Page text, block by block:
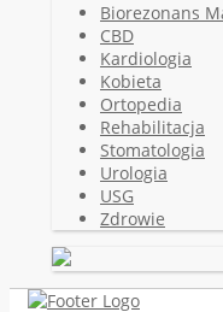
Biorezonans
CBD
Kardiologia
Kobieta
Ortopedia
Rehabilitacja
Stomatologia
Urologia
USG
Zdrowie